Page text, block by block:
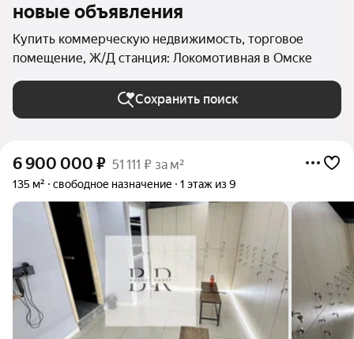
новые объявления
Купить коммерческую недвижимость, торговое
помещение, Ж/Д станция: Локомотивная в Омске
Сохранить поиск
6 900 000 ₽ 51 111 ₽ за м²
135 м² свободное назначение 1 этаж из 9